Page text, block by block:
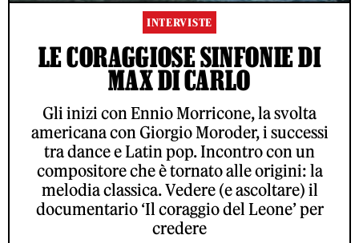
INTERVISTE
LE CORAGGIOSE SINFONIE DI
MAX DI CARLO
Gli inizi con Ennio Morricone, la svolta
americana con Giorgio Moroder, i successi
tra dance e Latin pop. Incontro con un
compositore che è tornato alle origini: la
melodia classica. Vedere (e ascoltare) il
documentario ‘Il coraggio del Leone’ per
credere